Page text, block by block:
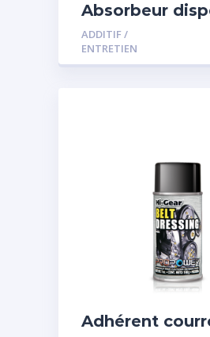
Absorbeur
d’eau pour
ADDITIF /
ENTRETIEN
Adhérent